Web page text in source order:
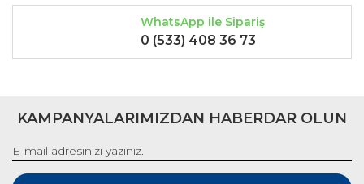
WhatsApp ile Sipariş
0 (533) 408 36 73
KAMPANYALARIMIZDAN HABERDAR OLUN